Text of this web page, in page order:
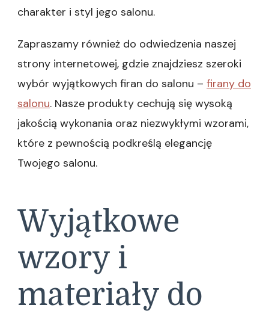
charakter i styl jego salonu.
Zapraszamy również do odwiedzenia naszej
strony internetowej, gdzie znajdziesz szeroki
wybór wyjątkowych firan do salonu – firany do
salonu. Nasze produkty cechują się wysoką
jakością wykonania oraz niezwykłymi wzorami,
które z pewnością podkreślą elegancję
Twojego salonu.
Wyjątkowe
wzory i
materiały do